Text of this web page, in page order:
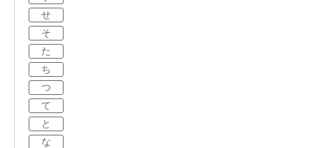
せ
そ
た
ち
つ
て
と
な